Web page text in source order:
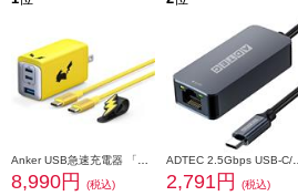
8,990円 (税込) 2,791円
(税込)